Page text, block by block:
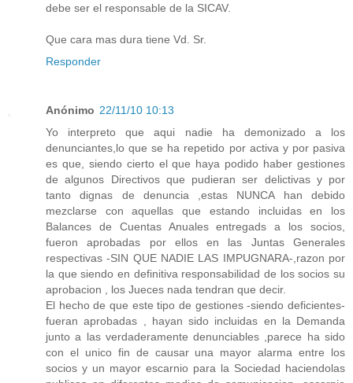
debe ser el responsable de la SICAV.
Que cara mas dura tiene Vd. Sr.
Responder
Anónimo 22/11/10 10:13
Yo interpreto que aqui nadie ha demonizado a los
denunciantes,lo que se ha repetido por activa y por pasiva
es que, siendo cierto el que haya podido haber gestiones
de algunos Directivos que pudieran ser delictivas y por
tanto dignas de denuncia ,estas NUNCA han debido
mezclarse con aquellas que estando incluidas en los
Balances de Cuentas Anuales entregads a los socios,
fueron aprobadas por ellos en las Juntas Generales
respectivas -SIN QUE NADIE LAS IMPUGNARA-,razon por
la que siendo en definitiva responsabilidad de los socios su
aprobacion , los Jueces nada tendran que decir.
El hecho de que este tipo de gestiones -siendo deficientes-
fueran aprobadas , hayan sido incluidas en la Demanda
junto a las verdaderamente denunciables ,parece ha sido
con el unico fin de causar una mayor alarma entre los
socios y un mayor escarnio para la Sociedad haciendolas